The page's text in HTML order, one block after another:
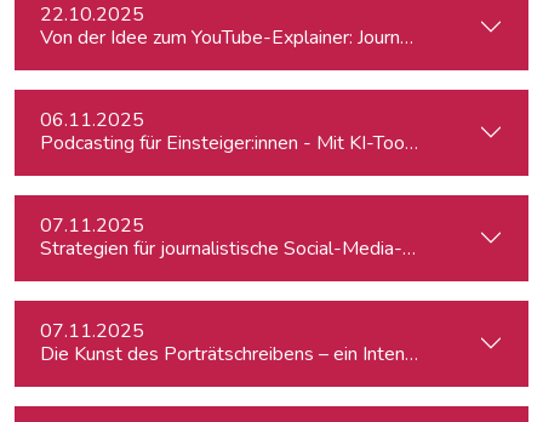
22.10.2025
Von der Idee zum YouTube-Explainer: Journalistische
06.11.2025
Podcasting für Einsteiger:innen - Mit KI-Tools zum Erfolg
07.11.2025
Strategien für journalistische Social-Media-Recherchen
07.11.2025
Die Kunst des Porträtschreibens – ein Intensiv-Workshop